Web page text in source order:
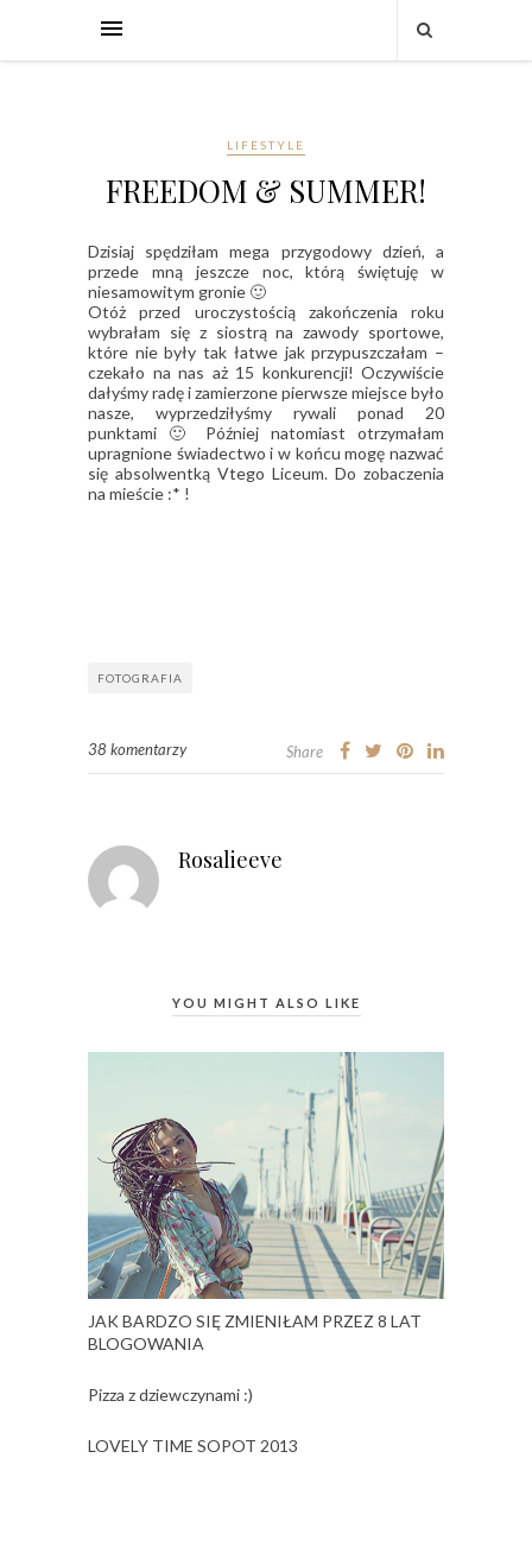
LIFESTYLE
FREEDOM & SUMMER!
Dzisiaj spędziłam mega przygodowy dzień, a
przede mną jeszcze noc, którą świętuję w
niesamowitym gronie 🙂
Otóż przed uroczystością zakończenia roku
wybrałam się z siostrą na zawody sportowe,
które nie były tak łatwe jak przypuszczałam –
czekało na nas aż 15 konkurencji! Oczywiście
dałyśmy radę i zamierzone pierwsze miejsce było
nasze, wyprzedziłyśmy rywali ponad 20
punktami 🙂 Później natomiast otrzymałam
upragnione świadectwo i w końcu mogę nazwać
się absolwentką Vtego Liceum. Do zobaczenia
na mieście :* !
FOTOGRAFIA
38 komentarzy Share
Rosalieeve
YOU MIGHT ALSO LIKE
JAK BARDZO SIĘ ZMIENIŁAM PRZEZ 8 LAT
BLOGOWANIA
Pizza z dziewczynami :)
LOVELY TIME SOPOT 2013